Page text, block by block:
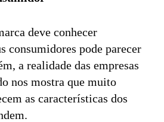
deve conhecer
consumidores pode parecer
a realidade das empresas
nos mostra que muito
as características dos